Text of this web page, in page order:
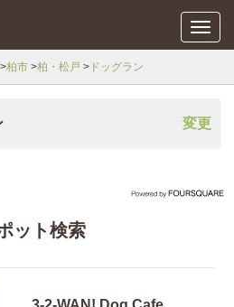
メ
ニ
柏市 柏・松戸 ドッグラン
変更
ット検索